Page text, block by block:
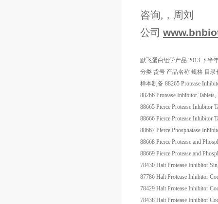
咨询,，周刘
公司
默飞蛋白组学产品 2013 下半
分类 货号 产品名称 规格 目录
样本制备 88265 Protease
88266 Protease Inhibitor
88665 Pierce Protease Inhibitor
88666 Pierce Protease Inhibitor
88667 Pierce Phosphatase
88668 Pierce Protease and
88669 Pierce Protease and
78430 Halt Protease Inhibitor
87786 Halt Protease Inhibitor
78429 Halt Protease Inhibitor
78438 Halt Protease Inhibitor